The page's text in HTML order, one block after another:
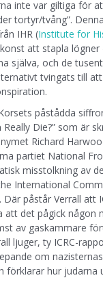
inte var giltiga för
tortyr/tvång”.
IHR (Institute for
att stapla
själva, och de
tvingats till
påstådda
Die?” som är
Richard
partiet National
misstolkning av
International
påstår Verrall att
att det pågick någon
av gaskammare
ljuger, ty ICRC-
om
förklarar hur judarna